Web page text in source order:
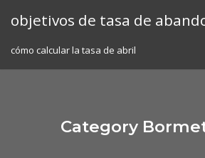
objetivos de tasa de
cómo calcular la tasa de abril
Category